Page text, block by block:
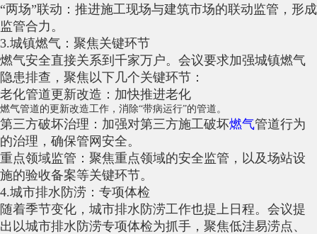
“两场”联动：推进施工现场与建筑市场的联动监管，形成
监管合力。
3.城镇燃气：聚焦关键环节
燃气安全直接关系到千家万户。会议要求加强城镇燃气
隐患排查，聚焦以下几个关键环节：
老化管道更新改造：加快推进老化
燃气管道的更新改造工作，消除“带病运行”的管道。
第三方破坏治理：加强对第三方施工破坏燃气管道行为
的治理，确保管网安全。
重点领域监管：聚焦重点领域的安全监管，以及场站设
施的验收备案等关键环节。
4.城市排水防涝：专项体检
随着季节变化，城市排水防涝工作也提上日程。会议提
出以城市排水防涝专项体检为抓手，聚焦低洼易涝点、